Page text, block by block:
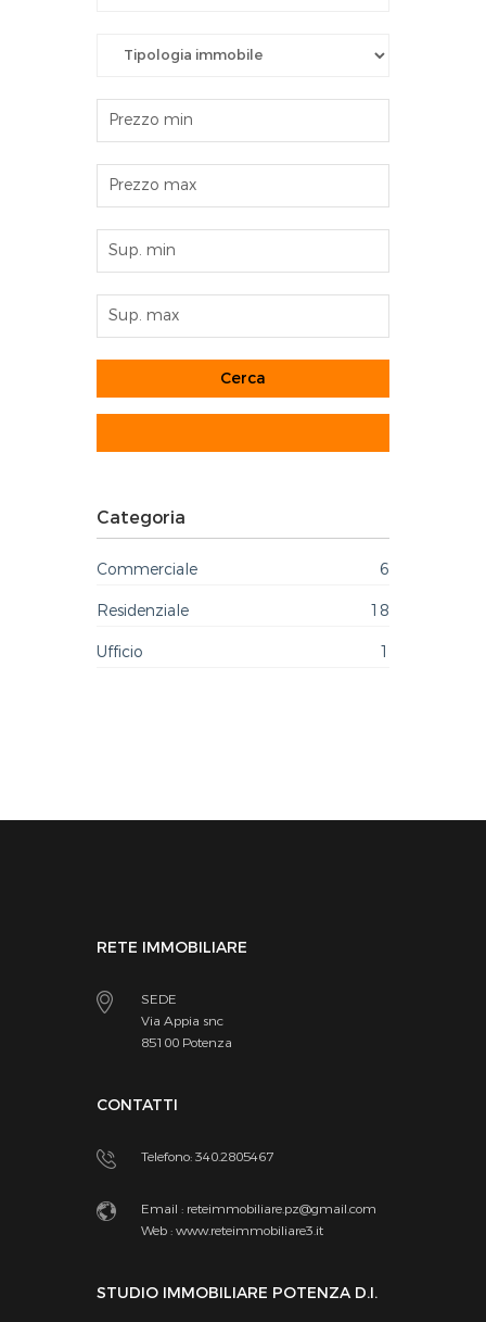
Categoria
Commerciale
6
Residenziale
18
Ufficio
1
RETE IMMOBILIARE
SEDE
Via Appia snc
85100 Potenza
CONTATTI
Telefono: 340.2805467
Email : reteimmobiliare.pz@gmail.com
Web :www.reteimmobiliare3.it
STUDIO IMMOBILIARE POTENZA D.I.